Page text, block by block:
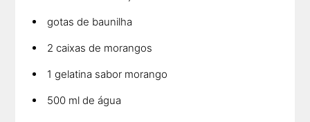
gotas de baunilha
2 caixas de morangos
1 gelatina sabor morango
500 ml de água